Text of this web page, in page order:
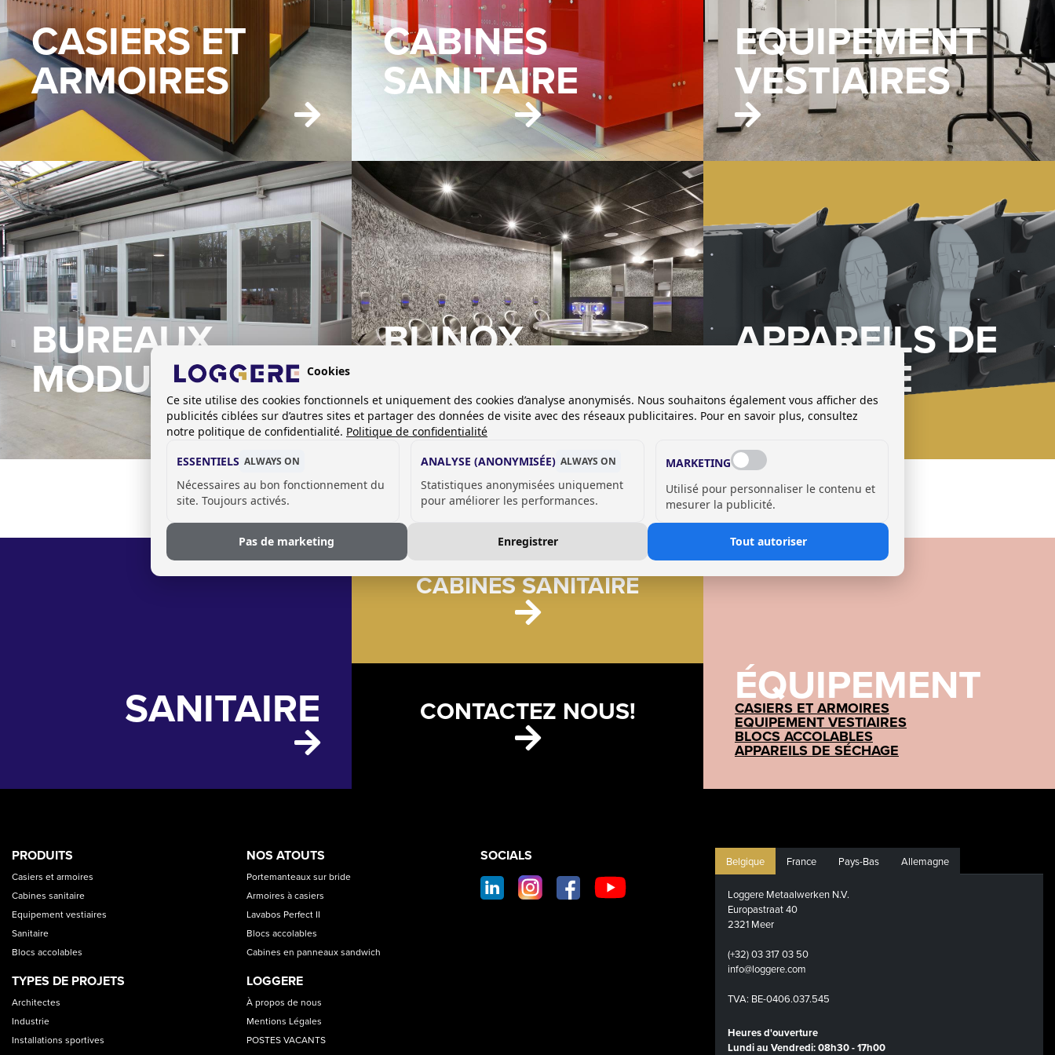
CASIERS ET
ARMOIRES
CABINES
SANITAIRE
EQUIPEMENT
VESTIAIRES
BUREAUX
MODULAIRES
BLINOX APPAREILS DE
SÉCHAGE
SANITAIRE
CABINES SANITAIRE
CONTACTEZ NOUS! ÉQUIPEMENT
CASIERS ET ARMOIRES
EQUIPEMENT VESTIAIRES
BLOCS ACCOLABLES
APPAREILS DE SÉCHAGE
PRODUCT
CATEGORIES
PRODUITS
Casiers et armoires
Cabines sanitaire
Equipement vestiaires
Sanitaire
Blocs accolables
TYPES DE PROJETS
Architectes
Industrie
Installations sportives
ASSETS
NOS ATOUTS
Portemanteaux sur bride
Armoires à casiers
Lavabos Perfect II
Blocs accolables
Cabines en panneaux sandwich
LOGGERE
À propos de nous
Mentions Légales
POSTES VACANTS
CONTACT
SOCIAL
FOOTER
SOCIALS Belgique France Pays-Bas Allemagne
Loggere Metaalwerken N.V.
Europastraat 40
2321 Meer
(+32) 03 317 03 50
info@loggere.com
TVA: BE-0406.037.545
Heures d'ouverture
Lundi au Vendredi: 08h30 - 17h00
Cookies
Ce site utilise des cookies fonctionnels et uniquement des cookies d’analyse anonymisés. Nous souhaitons également vous afficher des
publicités ciblées sur d’autres sites et partager des données de visite avec des réseaux publicitaires. Pour en savoir plus, consultez
notre politique de confidentialité. Politique de confidentialité
ESSENTIELS ALWAYS ON
Nécessaires au bon fonctionnement du
site. Toujours activés.
ANALYSE (ANONYMISÉE) ALWAYS ON
Statistiques anonymisées uniquement
pour améliorer les performances.
MARKETING
Utilisé pour personnaliser le contenu et
mesurer la publicité.
Pas de marketing Enregistrer Tout autoriser